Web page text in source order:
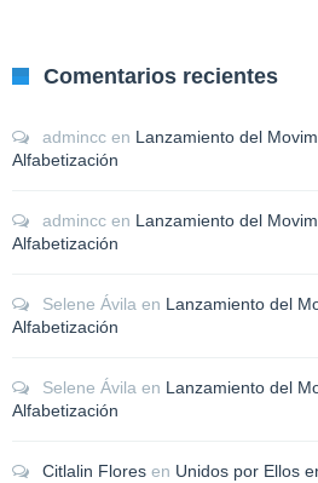
Comentarios recientes
admincc en Lanzamiento del
Alfabetización
admincc en Lanzamiento del
Alfabetización
Selene Ávila en Lanzamiento del
Alfabetización
Selene Ávila en Lanzamiento del
Alfabetización
Citlalin Flores en Unidos por Ellos